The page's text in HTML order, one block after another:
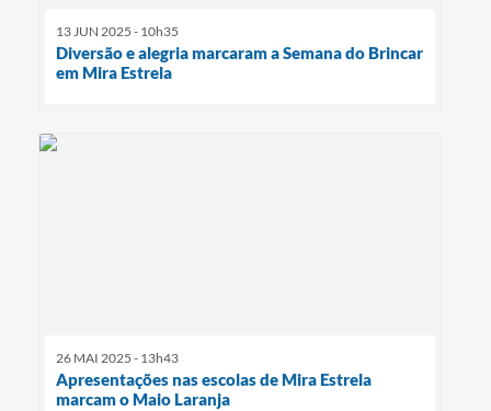
13 JUN 2025 - 10h35
Diversão e alegria marcaram a Semana do Brincar
em Mira Estrela
26 MAI 2025 - 13h43
Apresentações nas escolas de Mira Estrela
marcam o Maio Laranja